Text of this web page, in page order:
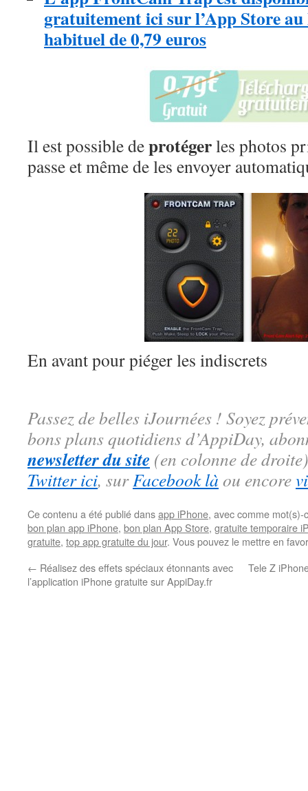
gratuitement ici sur l’App Store
habituel de 0,79 euros
Il est possible deprotégerles photos
passe et même de les envoyer
En avant pour piéger les indiscrets
Passez de belles iJournées ! Soyez
bons plans quotidiens d’AppiDay,
newsletter du site (en colonne de
Twitter ici, surFacebook là ou encore
Ce contenu a été publié dansapp iPhone, avec comme
bon plan app iPhone, bon plan App Store, gratuite temporaire
gratuite, top app gratuite du jour. Vous pouvez le mettre en
← Réalisez des effets spéciaux étonnants avec
l’application iPhone gratuite sur AppiDay.fr
Tele Z